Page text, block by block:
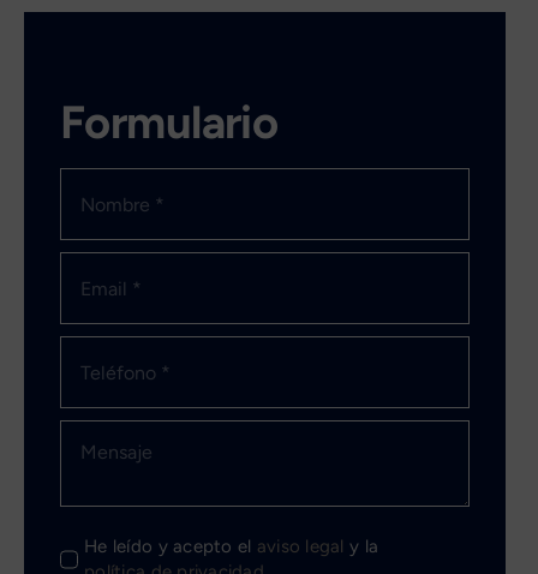
Formulario
He leído y acepto el aviso legal y la